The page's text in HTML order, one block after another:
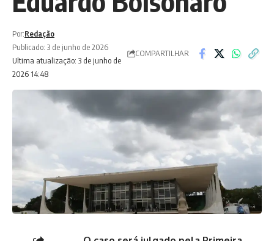
Ultima atualização: 3 de junho de
2026 14:48
Por:Redação
Publicado: 3 de junho de 2026
COMPARTILHAR